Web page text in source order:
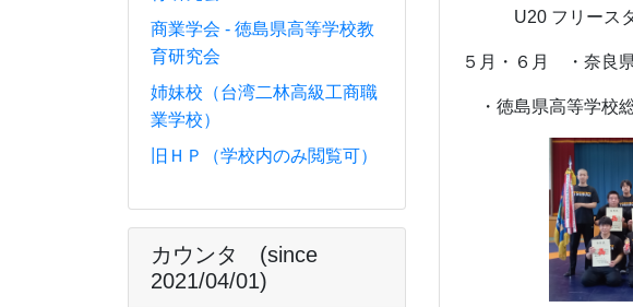
商業学会 - 徳島県高等学校教
育研究会
姉妹校（台湾二林高級工商職
業学校）
旧ＨＰ（学校内のみ閲覧可）
カウンタ (since
2021/04/01)
U20 フリースタ
５月・
・徳島県高等学校